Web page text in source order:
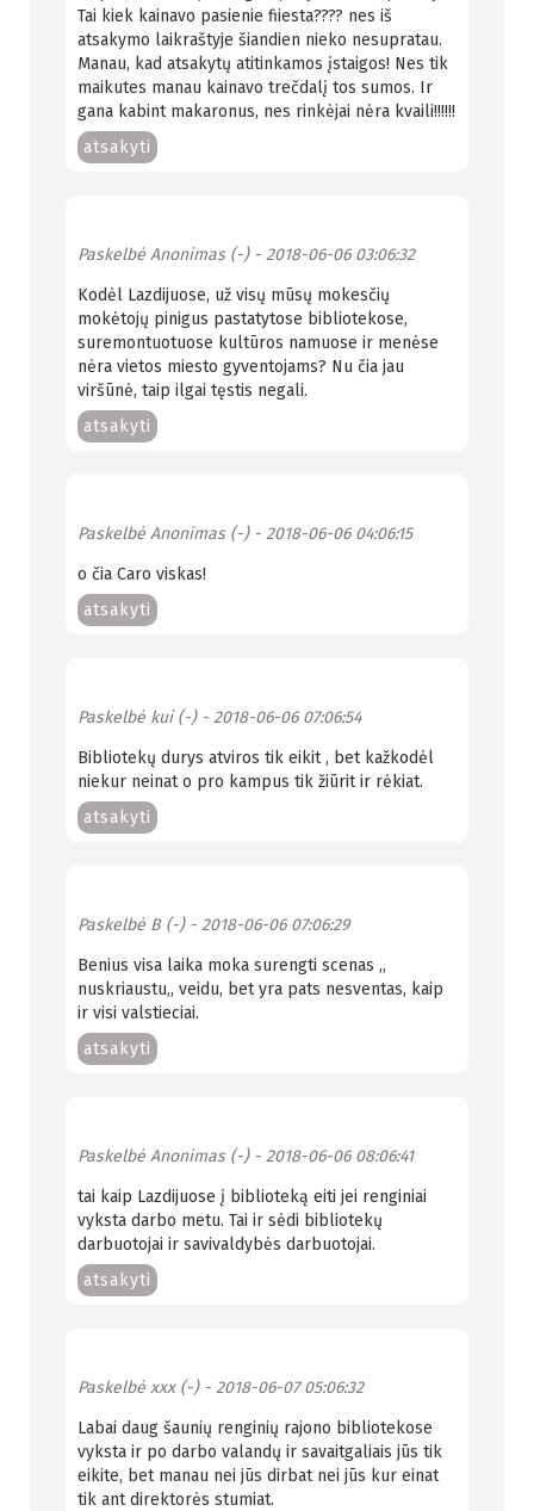
Tai kiek kainavo pasienie fiiesta???? nes iš
atsakymo laikraštyje šiandien nieko nesupratau.
Manau, kad atsakytų atitinkamos įstaigos! Nes tik
maikutes manau kainavo trečdalį tos sumos. Ir
gana kabint makaronus, nes rinkėjai nėra kvaili!!!!!!
atsakyti
Paskelbė Anonimas (-)- 2018-06-06 03:06:32
Kodėl Lazdijuose, už visų mūsų mokesčių
mokėtojų pinigus pastatytose bibliotekose,
suremontuotuose kultūros namuose ir menėse
nėra vietos miesto gyventojams? Nu čia jau
viršūnė, taip ilgai tęstis negali.
atsakyti
Paskelbė Anonimas (-)- 2018-06-06 04:06:15
o čia Caro viskas!
atsakyti
Paskelbė kui (-)- 2018-06-06 07:06:54
Bibliotekų durys atviros tik eikit , bet kažkodėl
niekur neinat o pro kampus tik žiūrit ir rėkiat.
atsakyti
Paskelbė B (-)- 2018-06-06 07:06:29
Benius visa laika moka surengti scenas ,,
nuskriaustu,, veidu, bet yra pats nesventas, kaip
ir visi valstieciai.
atsakyti
Paskelbė Anonimas (-)- 2018-06-06 08:06:41
tai kaip Lazdijuose į biblioteką eiti jei renginiai
vyksta darbo metu. Tai ir sėdi bibliotekų
darbuotojai ir savivaldybės darbuotojai.
atsakyti
Paskelbė xxx (-)- 2018-06-07 05:06:32
Labai daug šaunių renginių rajono bibliotekose
vyksta ir po darbo valandų ir savaitgaliais jūs tik
eikite, bet manau nei jūs dirbat nei jūs kur einat
tik ant direktorės stumiat.